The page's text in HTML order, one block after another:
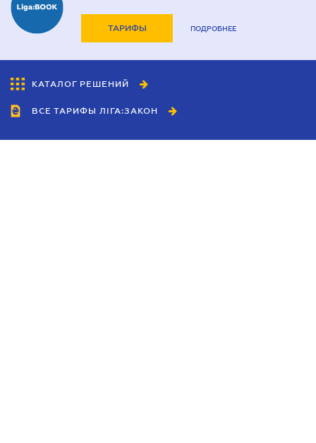
ТАРИФЫ ПОДРОБНЕЕ
КАТАЛОГ РЕШЕНИЙ
ВСЕ ТАРИФЫ ЛІГА:ЗАКОН